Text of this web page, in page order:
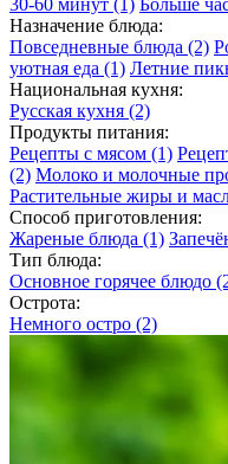
Назначение блюда:
Повседневные блюда (2)
уютная еда (1) Летние
Национальная кухня:
Русская кухня (2)
Продукты питания:
Рецепты с мясом (1)
(2) Молоко и молочные
Растительные жиры и
Способ приготовления:
Жареные блюда (1)
Тип блюда:
Основное горячее блюдо
Острота:
Немного остро (2)